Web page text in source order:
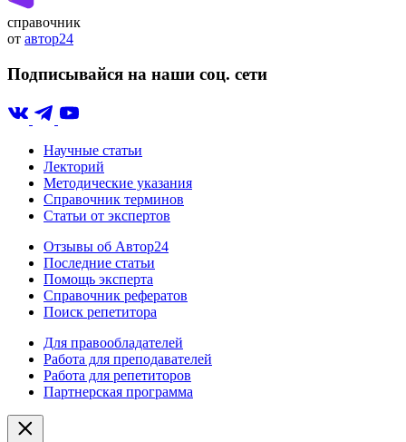
справочник
от автор24
Подписывайся на наши соц. сети
Научные статьи
Лекторий
Методические указания
Справочник терминов
Статьи от экспертов
Отзывы об Автор24
Последние статьи
Помощь эксперта
Справочник рефератов
Поиск репетитора
Для правообладателей
Работа для преподавателей
Работа для репетиторов
Партнерская программа